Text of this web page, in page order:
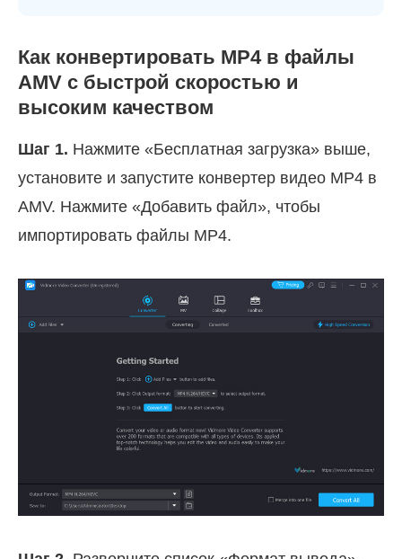
Как конвертировать MP4 в файлы
AMV с быстрой скоростью и
высоким качеством
Шаг 1. Нажмите «Бесплатная загрузка» выше,
установите и запустите конвертер видео MP4 в
AMV. Нажмите «Добавить файл», чтобы
импортировать файлы MP4.